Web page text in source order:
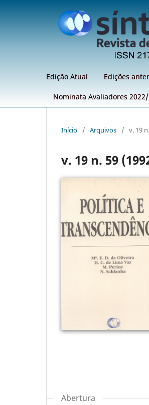
Edição Atual Edições
Nominata Avaliadores
Início / Arquivos / v. 19
v. 19 n. 59
Abertura